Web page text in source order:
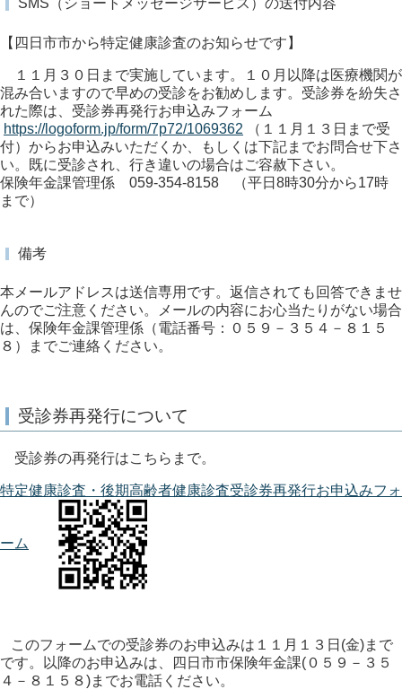
SMS（ショートメッセージサービス）の送付内容
【四日市市から特定健康診査のお知らせです】
１１月３０日まで実施しています。１０月以降は医療機関が
混み合いますので早めの受診をお勧めします。受診券を紛失さ
れた際は、受診券再発行お申込みフォーム
https://logoform.jp/form/7p72/1069362 （１１月１３日まで受
付）からお申込みいただくか、もしくは下記までお問合せ下さ
い。既に受診され、行き違いの場合はご容赦下さい。
保険年金課管理係 059-354-8158 （平日8時30分から17時
まで）
備考
本メールアドレスは送信専用です。返信されても回答できませ
んのでご注意ください。メールの内容にお心当たりがない場合
は、保険年金課管理係（電話番号：０５９－３５４－８１５
８）までご連絡ください。
受診券再発行について
受診券の再発行はこちらまで。
特定健康診査・後期高齢者健康診査受診券再発行お申込みフォ
ーム
このフォームでの受診券のお申込みは１１月１３日(金)まで
です。以降のお申込みは、四日市市保険年金課(０５９－３５
４－８１５８)までお電話ください。